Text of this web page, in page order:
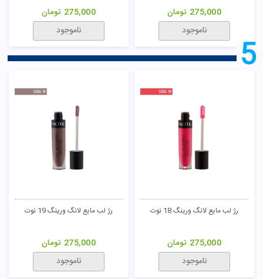
275,000 تومان
ناموجود
275,000 تومان
ناموجود
5
رژ لب مایع لانگ ورینگ 18 نوت
275,000 تومان
ناموجود
رژ لب مایع لانگ ورینگ 19 نوت
275,000 تومان
ناموجود